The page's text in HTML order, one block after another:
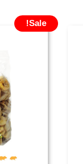
Sale!